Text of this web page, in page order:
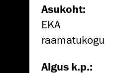
Asukoht:
EKA
raamatukogu
Algus k.p.: